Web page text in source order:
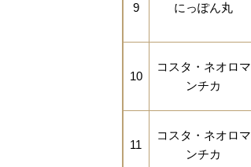
9 にっぽん丸
10
コスタ・ネオロマ
ンチカ
11
コスタ・ネオロマ
ンチカ